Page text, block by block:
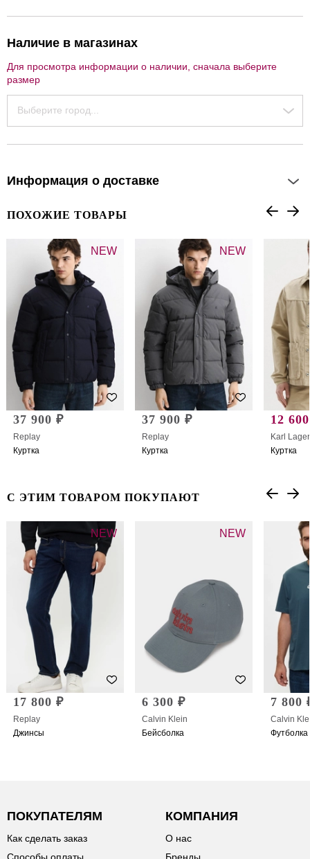
Наличие в магазинах
Для просмотра информации о наличии, сначала выберите
размер
Выберите город...
Информация о доставке
ПОХОЖИЕ ТОВАРЫ
NEW
37 900 ₽
Replay
Куртка
NEW
37 900 ₽
Replay
Куртка
12
Karl
Куртка
С ЭТИМ ТОВАРОМ ПОКУПАЮТ
NEW
17 800 ₽
Replay
Джинсы
NEW
6 300 ₽
Calvin Klein
Бейсболка
7 800
Calvin
Футболка
ПОКУПАТЕЛЯМ
Как сделать заказ
КОМПАНИЯ
О нас